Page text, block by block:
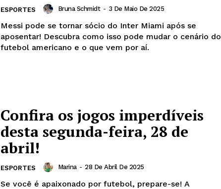
ESPORTES Bruna Schmidt - 3 De Maio De 2025
Messi pode se tornar sócio do Inter Miami após se
aposentar! Descubra como isso pode mudar o cenário do
futebol americano e o que vem por aí.
Confira os jogos imperdíveis
desta segunda-feira, 28 de
abril!
ESPORTES Marina - 28 De Abril De 2025
Se você é apaixonado por futebol, prepare-se! A